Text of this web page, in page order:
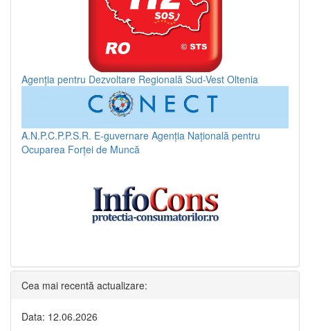
Agenția pentru Dezvoltare Regională Sud-Vest Oltenia
A.N.P.C.P.P.S.R. E-guvernare Agenția Națională pentru
Ocuparea Forței de Muncă
Cea mai recentă actualizare:
Data: 12.06.2026